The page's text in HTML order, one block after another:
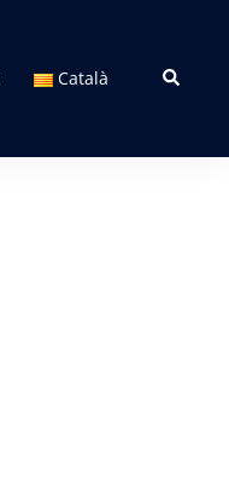
Català Search